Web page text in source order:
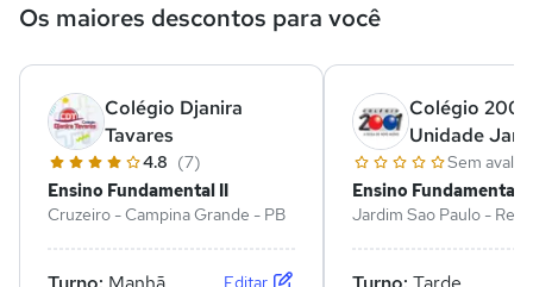
Os maiores descontos para você
Colégio Djanira
Tavares
4.8 (7)
Ensino Fundamental II
Cruzeiro - Campina Grande - PB
Editar
Colégio 2001
Unidade
PauloSem
Ensino Fundamental II
Jardim Sao Paulo -